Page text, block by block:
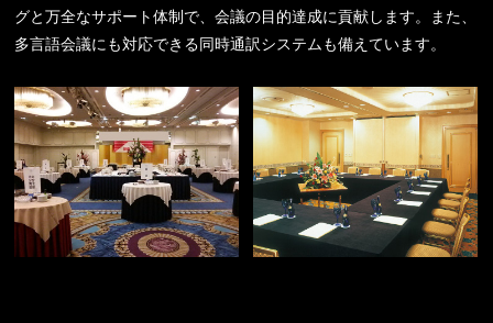
グと万全なサポート体制で、会議の目的達成に貢献します。また、
多言語会議にも対応できる同時通訳システムも備えています。